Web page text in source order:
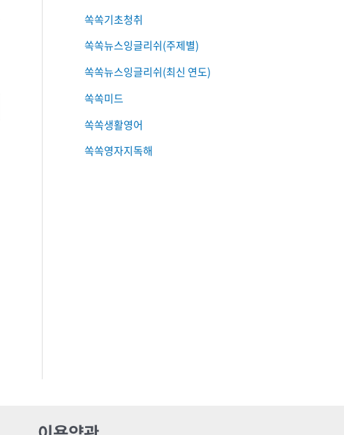
쏙쏙기초청취
쏙쏙뉴스잉글리쉬(주제별)
쏙쏙뉴스잉글리쉬(최신 연도)
쏙쏙미드
쏙쏙생활영어
쏙쏙영자지독해